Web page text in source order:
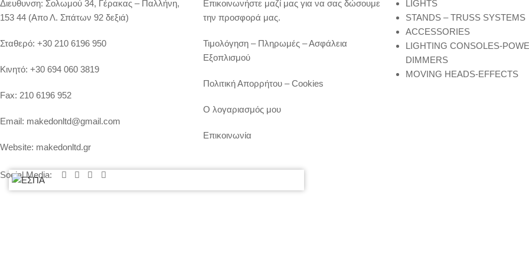
Διευθυνση: Σολωμού 34, Γέρακας – Παλλήνη,
153 44 (Απο Λ. Σπάτων 92 δεξιά)
Σταθερό: +30 210 6196 950
Κινητό: +30 694 060 3819
Fax: 210 6196 952
Email: makedonltd@gmail.com
Website: makedonltd.gr
Social Media:
Επικοινωνήστε μαζί μας για να σας δώσουμε
την προσφορά μας.
Τιμολόγηση – Πληρωμές – Ασφάλεια
Εξοπλισμού
Πολιτική Απορρήτου – Cookies
Ο λογαριασμός μου
Επικοινωνία
LIGHTS
STANDS – TRUSS SYSTEMS
ACCESSORIES
LIGHTING CONSOLES-
DIMMERS
MOVING HEADS-EFFECTS